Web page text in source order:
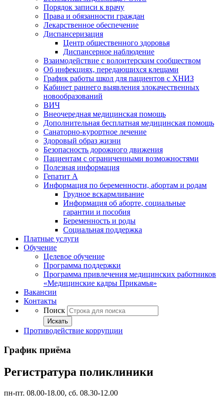
Порядок записи к врачу
Права и обязанности граждан
Лекарственное обеспечение
Диспансеризация
Центр общественного здоровья
Диспансерное наблюдение
Взаимодействие с волонтерским сообществом
Об инфекциях, передающихся клещами
График работы школ для пациентов с ХНИЗ
Кабинет раннего выявления злокачественных
новообразований
ВИЧ
Внеочередная медицинская помощь
Дополнительная бесплатная медицинская помощь
Санаторно-курортное лечение
Здоровый образ жизни
Безопасность дорожного движения
Пациентам с ограниченными возможностями
Полезная информация
Гепатит А
Информация по беременности, абортам и родам
Грудное вскармливание
Информация об аборте, социальные
гарантии и пособия
Беременность и роды
Социальная поддержка
Платные услуги
Обучение
Целевое обучение
Программа поддержки
Программа привлечения медицинских работников
«Медицинские кадры Прикамья»
Вакансии
Контакты
Поиск
Искать
Противодействие коррупции
График приёма
Регистратура поликлиники
пн-пт. 08.00-18.00, сб. 08.30-12.00